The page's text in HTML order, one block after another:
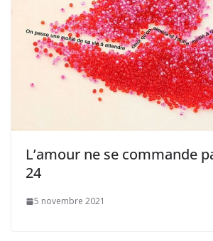
L’amour ne se commande
24
5 novembre 2021